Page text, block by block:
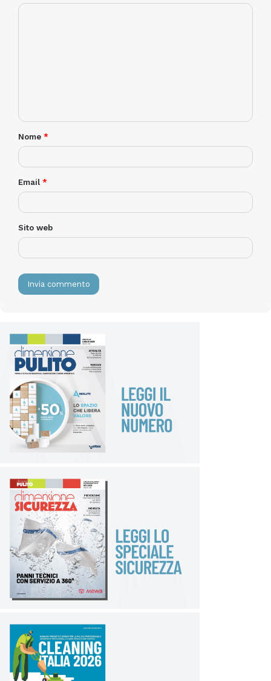
Nome *
Email *
Sito web